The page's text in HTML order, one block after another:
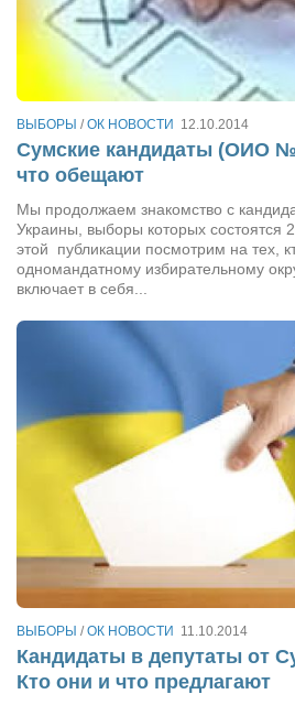
ВЫБОРЫ /ОК НОВОСТИ 12.10.2014
Сумские кандидаты (ОИО
что обещают
Мы продолжаем знакомство с
Украины, выборы которых состоятся
этой публикации посмотрим на тех,
одномандатному избирательному
включает в себя...
ВЫБОРЫ /ОК НОВОСТИ 11.10.2014
Кандидаты в депутаты от
Кто они и что предлагают